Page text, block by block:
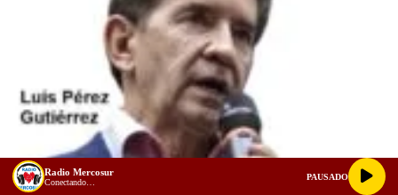
Radio Mercosur
Conectando…
PAUSADO